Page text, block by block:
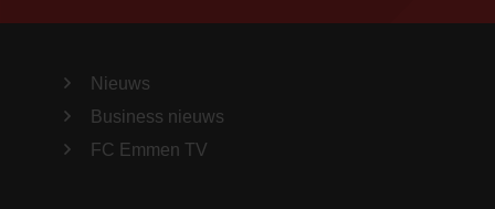
Nieuws
Business nieuws
FC Emmen TV